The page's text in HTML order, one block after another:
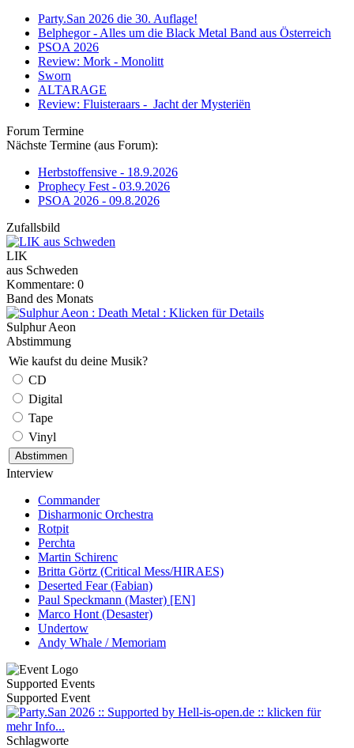
Party.San 2026 die 30. Auflage!
Belphegor - Alles um die Black Metal Band aus Österreich
PSOA 2026
Review: Mork - Monolitt
Sworn
ALTARAGE
Review: Fluisteraars - Jacht der Mysteriën
Forum Termine
Nächste Termine (aus Forum):
Herbstoffensive - 18.9.2026
Prophecy Fest - 03.9.2026
PSOA 2026 - 09.8.2026
Zufallsbild
LIK
aus Schweden
Kommentare: 0
Band des Monats
Sulphur Aeon
Abstimmung
Wie kaufst du deine Musik?
CD
Digital
Tape
Vinyl
Interview
Commander
Disharmonic Orchestra
Rotpit
Perchta
Martin Schirenc
Britta Görtz (Critical Mess/HIRAES)
Deserted Fear (Fabian)
Paul Speckmann (Master) [EN]
Marco Hont (Desaster)
Undertow
Andy Whale / Memoriam
Supported Events
Supported Event
Schlagworte